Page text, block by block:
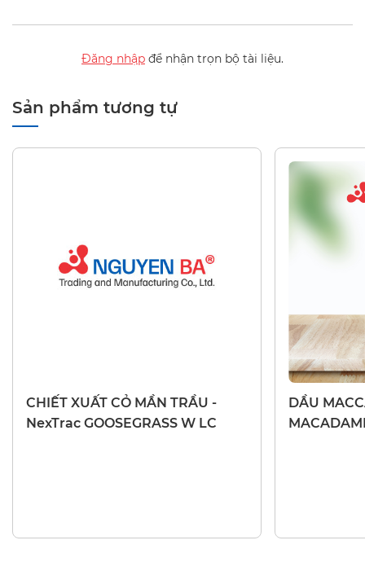
Đăng nhập để nhận trọn bộ tài liệu.
Sản phẩm tương tự
CHIẾT XUẤT THIÊN NHIÊN
CHIẾT XUẤT CỎ MẦN TRẦU -
NexTrac GOOSEGRASS W LC
DẦU THIÊN
DẦU